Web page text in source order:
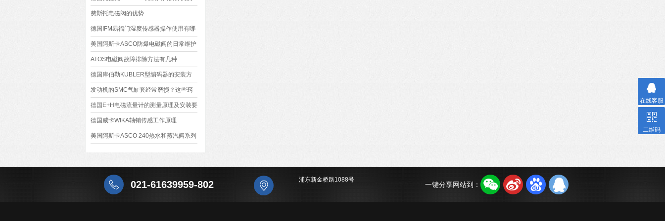
相关特点
费斯托电磁阀的优势
德国IFM易福门湿度传感器操作使用有哪
些细节分析
美国阿斯卡ASCO防爆电磁阀的日常维护
方法
ATOS电磁阀故障排除方法有几种
德国库伯勒KUBLER型编码器的安装方
式
发动机的SMC气缸套经常磨损？这些窍
门可能帮到你
德国E+H电磁流量计的测量原理及安装要
求
德国威卡WIKA轴销传感工作原理
美国阿斯卡ASCO 240热水和蒸汽阀系列
021-61639959-802 浦东新金桥路1088号
一键分享网站到：
在线客服
二维码